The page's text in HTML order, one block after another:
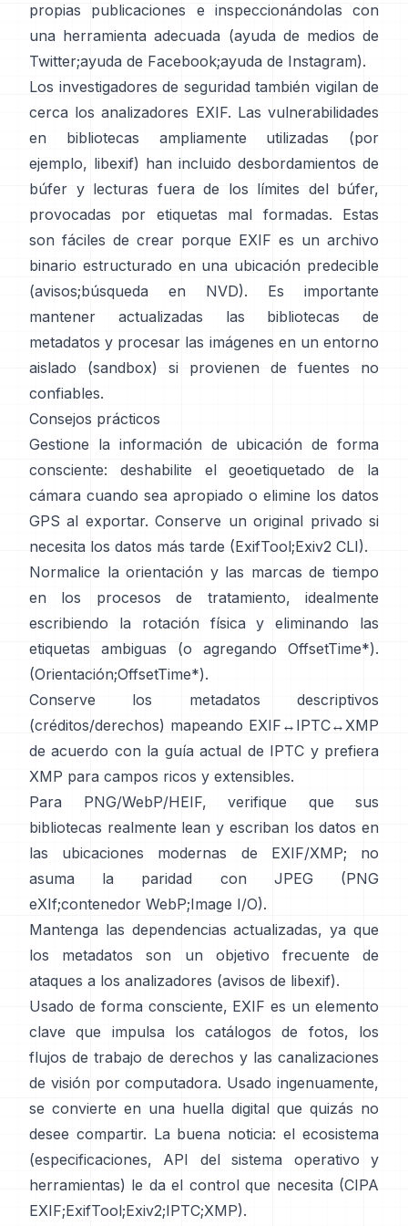
propias publicaciones e inspeccionándolas con
una herramienta adecuada (ayuda de medios de
Twitter;ayuda de Facebook;ayuda de Instagram).
Los investigadores de seguridad también vigilan de
cerca los analizadores EXIF. Las vulnerabilidades
en bibliotecas ampliamente utilizadas (por
ejemplo, libexif) han incluido desbordamientos de
búfer y lecturas fuera de los límites del búfer,
provocadas por etiquetas mal formadas. Estas
son fáciles de crear porque EXIF es un archivo
binario estructurado en una ubicación predecible
(avisos;búsqueda en NVD). Es importante
mantener actualizadas las bibliotecas de
metadatos y procesar las imágenes en un entorno
aislado (sandbox) si provienen de fuentes no
confiables.
Consejos prácticos
Gestione la información de ubicación de forma
consciente: deshabilite el geoetiquetado de la
cámara cuando sea apropiado o elimine los datos
GPS al exportar. Conserve un original privado si
necesita los datos más tarde (ExifTool;Exiv2 CLI).
Normalice la orientación y las marcas de tiempo
en los procesos de tratamiento, idealmente
escribiendo la rotación física y eliminando las
etiquetas ambiguas (o agregando OffsetTime*).
(Orientación;OffsetTime*).
Conserve los metadatos descriptivos
(créditos/derechos) mapeando EXIF↔IPTC↔XMP
de acuerdo con la guía actual de IPTC y prefiera
XMP para campos ricos y extensibles.
Para PNG/WebP/HEIF, verifique que sus
bibliotecas realmente lean y escriban los datos en
las ubicaciones modernas de EXIF/XMP; no
asuma la paridad con JPEG (PNG
eXIf;contenedor WebP;Image I/O).
Mantenga las dependencias actualizadas, ya que
los metadatos son un objetivo frecuente de
ataques a los analizadores (avisos de libexif).
Usado de forma consciente, EXIF es un elemento
clave que impulsa los catálogos de fotos, los
flujos de trabajo de derechos y las canalizaciones
de visión por computadora. Usado ingenuamente,
se convierte en una huella digital que quizás no
desee compartir. La buena noticia: el ecosistema
(especificaciones, API del sistema operativo y
herramientas) le da el control que necesita (CIPA
EXIF;ExifTool;Exiv2;IPTC;XMP).